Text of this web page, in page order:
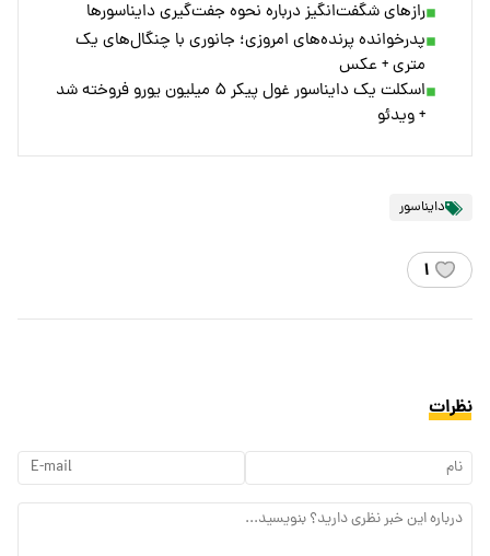
رازهای شگفت‌انگیز درباره نحوه جفت‌گیری دایناسورها
پدرخوانده پرنده‌های امروزی؛ جانوری با چنگال‌های یک
متری + عکس
اسکلت یک دایناسور غول پیکر ۵ میلیون یورو فروخته شد
+ ویدئو
دایناسور
۱
نظرات